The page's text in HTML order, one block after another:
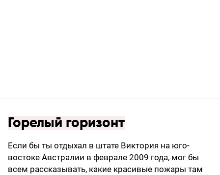
Горелый горизонт
Если бы ты отдыхал в штате Виктория на юго-
востоке Австралии в феврале 2009 года, мог бы
всем рассказывать, какие красивые пожары там